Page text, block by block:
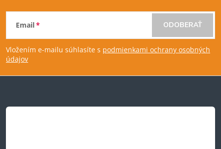
Z
á
p
t
Email
Vložením e-mailu súhlasíte s podmienkami ochrany osobných
údajov
ODOBERAŤ